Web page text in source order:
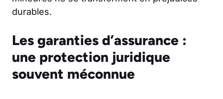
durables.
Les garanties d’assurance :
une protection juridique
souvent méconnue